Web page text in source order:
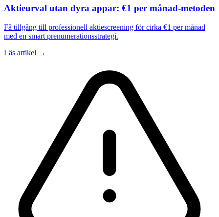
Aktieurval utan dyra appar: €1 per månad-metoden
Få tillgång till professionell aktiescreening för cirka €1 per månad
med en smart prenumerationsstrategi.
Läs artikel →